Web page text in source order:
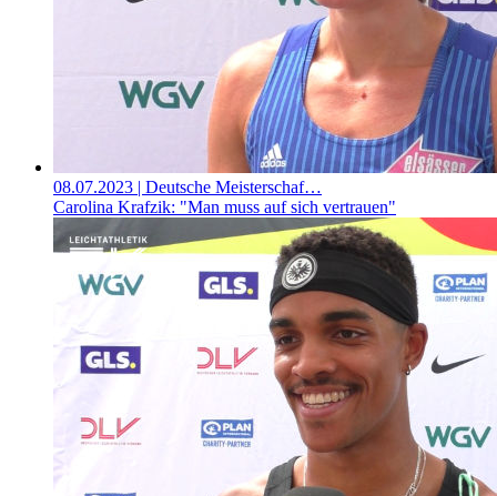
08.07.2023 | Deutsche Meisterschaf…
Carolina Krafzik: "Man muss auf sich vertrauen"